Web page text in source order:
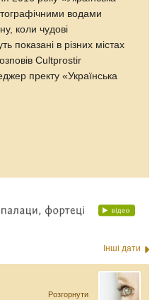
водами
коли чудові
показані в різних містах
Cultprostir
пректу «Українська
Інші дати
Розгорнути